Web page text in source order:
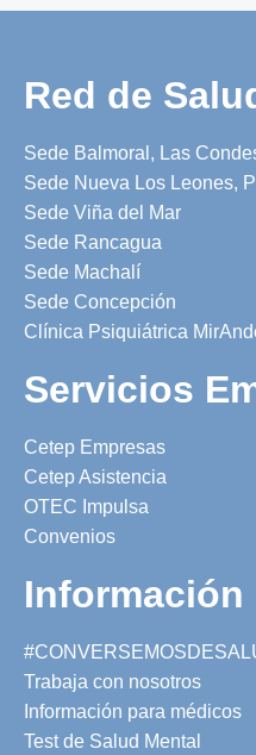
Red de
Sede Balmoral, Las
Sede Nueva Los Leones,
Sede Viña del Mar
Sede Rancagua
Sede Machalí
Sede Concepción
Clínica Psiquiátrica
Servicios
Cetep Empresas
Cetep Asistencia
OTEC Impulsa
Convenios
Información
Trabaja con nosotros
Información para médicos
Test de Salud Mental